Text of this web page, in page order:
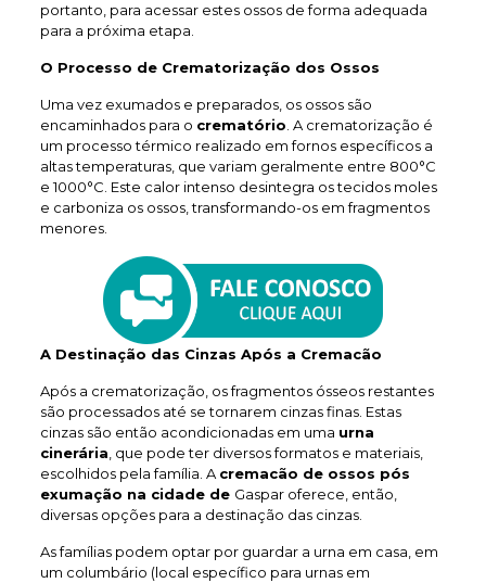
portanto, para acessar estes ossos de forma adequada
para a próxima etapa.
O Processo de Crematorização dos Ossos
Uma vez exumados e preparados, os ossos são
encaminhados para o crematório . A crematorização é
um processo térmico realizado em fornos específicos a
altas temperaturas, que variam geralmente entre 800°C
e 1000°C. Este calor intenso desintegra os tecidos moles
e carboniza os ossos, transformando-os em fragmentos
menores.
A Destinação das Cinzas Após a Cremacão
Após a crematorização, os fragmentos ósseos restantes
são processados até se tornarem cinzas finas. Estas
cinzas são então acondicionadas em uma urna
cinerária , que pode ter diversos formatos e materiais,
escolhidos pela família. A cremacão de ossos pós
exumação na cidade de Gaspar oferece, então,
diversas opções para a destinação das cinzas.
As famílias podem optar por guardar a urna em casa, em
um columbário (local específico para urnas em